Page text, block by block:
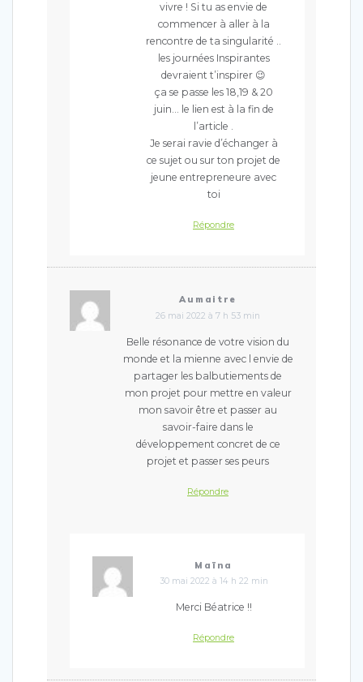
vivre ! Si tu as envie de
commencer à aller à la
rencontre de ta singularité ..
les journées Inspirantes
devraient t’inspirer 😉
ça se passe les 18,19 & 20
juin… le lien est à la fin de
l’article .
Je serai ravie d’échanger à
ce sujet ou sur ton projet de
jeune entrepreneure avec
toi
Répondre
Aumaitre
26 mai 2022 à 7 h 53 min
Belle résonance de votre vision du
monde et la mienne avec l envie de
partager les balbutiements de
mon projet pour mettre en valeur
mon savoir être et passer au
savoir-faire dans le
développement concret de ce
projet et passer ses peurs
Répondre
Maïna
30 mai 2022 à 14 h 22 min
Merci Béatrice !!
Répondre